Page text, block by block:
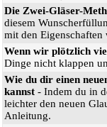
Die Zwei-Gläser-
diesem
mit den Eigenschaften
Wenn wir plötzlich
Dinge nicht klappen
Wie du dir einen
kannst - Indem du in
leichter den neuen
Anleitung.